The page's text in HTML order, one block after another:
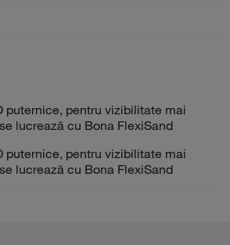
puternice, pentru vizibilitate mai
lucrează cu Bona FlexiSand
puternice, pentru vizibilitate mai
lucrează cu Bona FlexiSand